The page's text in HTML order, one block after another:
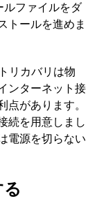
ファイルをダ
トールを進めま
リカバリは物
ンターネット接
があります。
続を用意しまし
電源を切らない